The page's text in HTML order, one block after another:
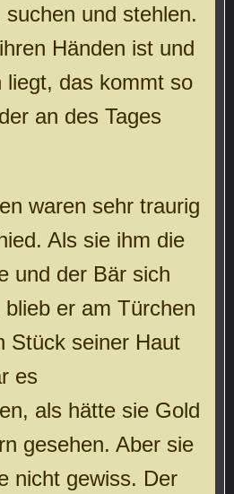
und stehlen.
Händen ist und
liegt, das kommt so
an des Tages
waren sehr traurig
Als sie ihm die
und der Bär sich
er am Türchen
Stück seiner Haut
es
als hätte sie Gold
gesehen. Aber sie
nicht gewiss. Der